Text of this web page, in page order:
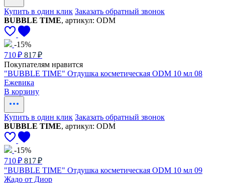
Купить в один клик Заказать обратный звонок
BUBBLE TIME, артикул: ODM
-15%
710 ₽ 817 ₽
Покупателям нравится
"BUBBLE TIME" Отдушка косметическая ODM 10 мл 08
Ежевика
В корзину
Купить в один клик Заказать обратный звонок
BUBBLE TIME, артикул: ODM
-15%
710 ₽ 817 ₽
"BUBBLE TIME" Отдушка косметическая ODM 10 мл 09
Жадо от Диор